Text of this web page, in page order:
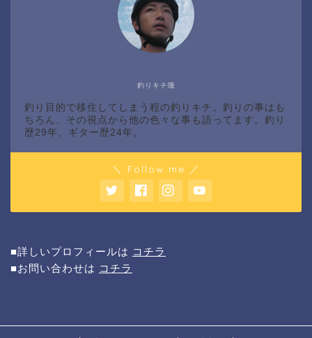
釣りキチ隆
釣り目的で移住してしまう程の釣りキチ。釣りの事はも
ちろん、その視点から他の色々な事も語ってます。釣り
歴29年、ギター歴24年。
＼ Follow me ／
■詳しいプロフィールは コチラ
■お問い合わせは コチラ